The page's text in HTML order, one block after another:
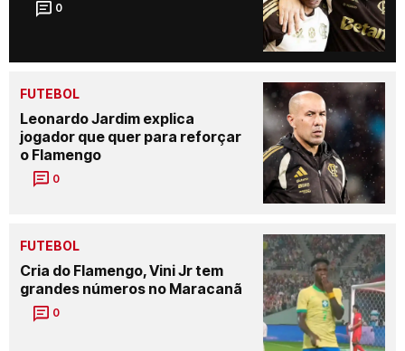
0
FUTEBOL
Leonardo Jardim explica
jogador que quer para reforçar
o Flamengo
0
FUTEBOL
Cria do Flamengo, Vini Jr tem
grandes números no Maracanã
0